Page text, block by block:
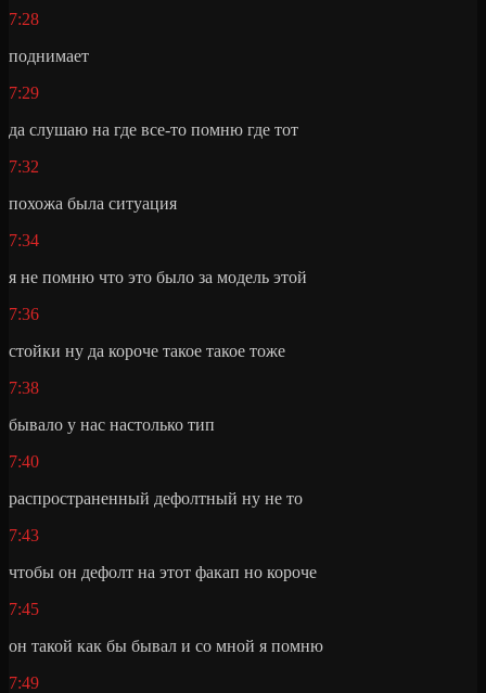
7:28
поднимает
7:29
да слушаю на где все-то помню где тот
7:32
похожа была ситуация
7:34
я не помню что это было за модель этой
7:36
стойки ну да короче такое такое тоже
7:38
бывало у нас настолько тип
7:40
распространенный дефолтный ну не то
7:43
чтобы он дефолт на этот факап но короче
7:45
он такой как бы бывал и со мной я помню
7:49